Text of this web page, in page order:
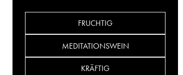
FRUCHTIG
MEDITATIONSWEIN
KRÄFTIG